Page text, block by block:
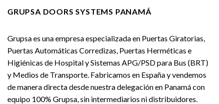
GRUPSA DOORS SYSTEMS PANAMÁ
Grupsa es una empresa especializada en Puertas Giratorias,
Puertas Automáticas Corredizas, Puertas Herméticas e
Higiénicas de Hospital y Sistemas APG/PSD para Bus (BRT)
y Medios de Transporte. Fabricamos en España y vendemos
de manera directa desde nuestra delegación en Panamá con
equipo 100% Grupsa, sin intermediarios ni distribuidores.